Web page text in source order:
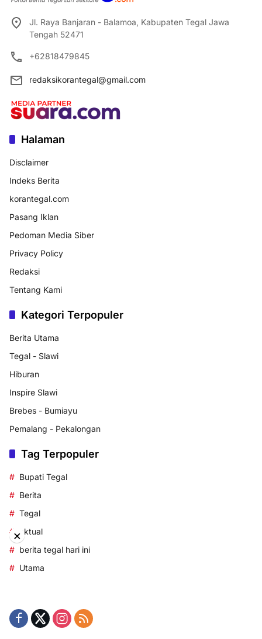
Jl. Raya Banjaran - Balamoa, Kabupaten Tegal Jawa
Tengah 52471
+62818479845
redaksikorantegal@gmail.com
Halaman
Disclaimer
Indeks Berita
korantegal.com
Pasang Iklan
Pedoman Media Siber
Privacy Policy
Redaksi
Tentang Kami
Kategori Terpopuler
Berita Utama
Tegal - Slawi
Hiburan
Inspire Slawi
Brebes - Bumiayu
Pemalang - Pekalongan
Tag Terpopuler
Bupati Tegal
Berita
Tegal
aktual
berita tegal hari ini
Utama
×